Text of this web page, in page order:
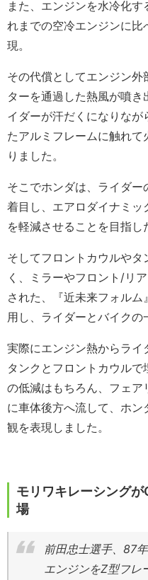
また、エンジンを水冷化
れまでの空冷エンジンに
現。
その代償としてエンジン
ターを通過した熱風が噴
イダーが汗だくになりな
たアルミフレームに触れ
りました。
そこでホンダは、ライダ
着目し、エアロダイナミッ
を軽減させることを目指し
そしてフロントカウルや
く、ミラーやフロント/リ
された、『近未来フォル
用し、ライダーとバイクの
実際にエンジン熱からラ
タンクとフロントカウル
の低減はもちろん、フェア
に車体後方へ流して、ホ
観を表現しました。
モリワキレーシング
場
前田忠士選手、87
エンジンをZ型フレ